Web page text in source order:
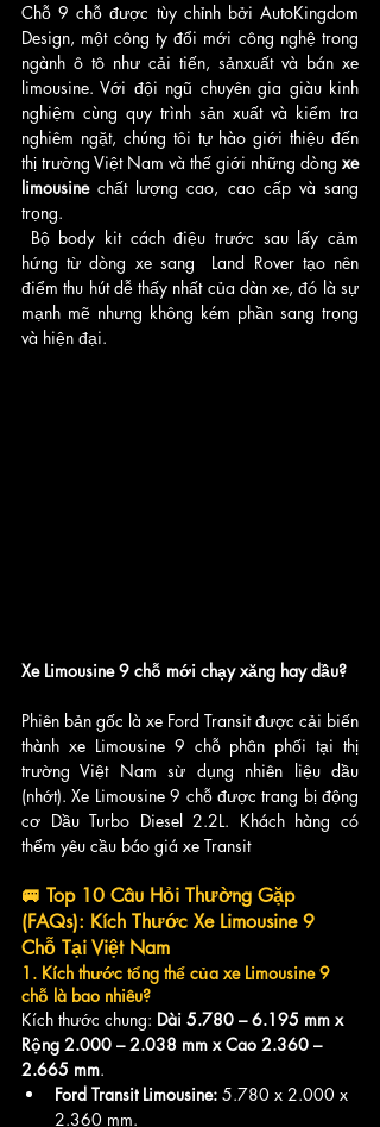
Chỗ 9 chỗ được tùy chỉnh bởi AutoKingdom
Design, một công ty đổi mới công nghệ trong
ngành ô tô như cải tiến, sảnxuất và bán xe
limousine. Với đội ngũ chuyên gia giàu kinh
nghiệm cùng quy trình sản xuất và kiểm tra
nghiêm ngặt, chúng tôi tự hào giới thiệu đến
thị trường Việt Nam và thế giới những dòng xe
limousine chất lượng cao, cao cấp và sang
trọng.
hứng từ dòng xe sang  Land Rover tạo nên
điểm thu hút dễ thấy nhất của dàn xe, đó là sự
mạnh mẽ nhưng không kém phần sang trọng
và hiện đại.
Xe Limousine 9 chỗ mới chạy xăng hay dầu?
Phiên bản gốc là xe Ford Transit được cải biến
thành xe Limousine 9 chỗ phân phối tại thị
trường Việt Nam sừ dụng nhiên liệu dầu
(nhớt). Xe Limousine 9 chỗ được trang bị động
cơ Dầu Turbo Diesel 2.2L. Khách hàng có
thểm yêu cầu báo giá xe Transit
🚐 Top 10 Câu Hỏi Thường Gặp
(FAQs): Kích Thước Xe Limousine 9
Chỗ Tại Việt Nam
1. Kích thước tổng thể của xe Limousine 9
chỗ là bao nhiêu?
Kích thước chung: Dài 5.780 – 6.195 mm x
Rộng 2.000 – 2.038 mm x Cao 2.360 –
2.665 mm.
Ford Transit Limousine: 5.780 x 2.000 x
2.360 mm.